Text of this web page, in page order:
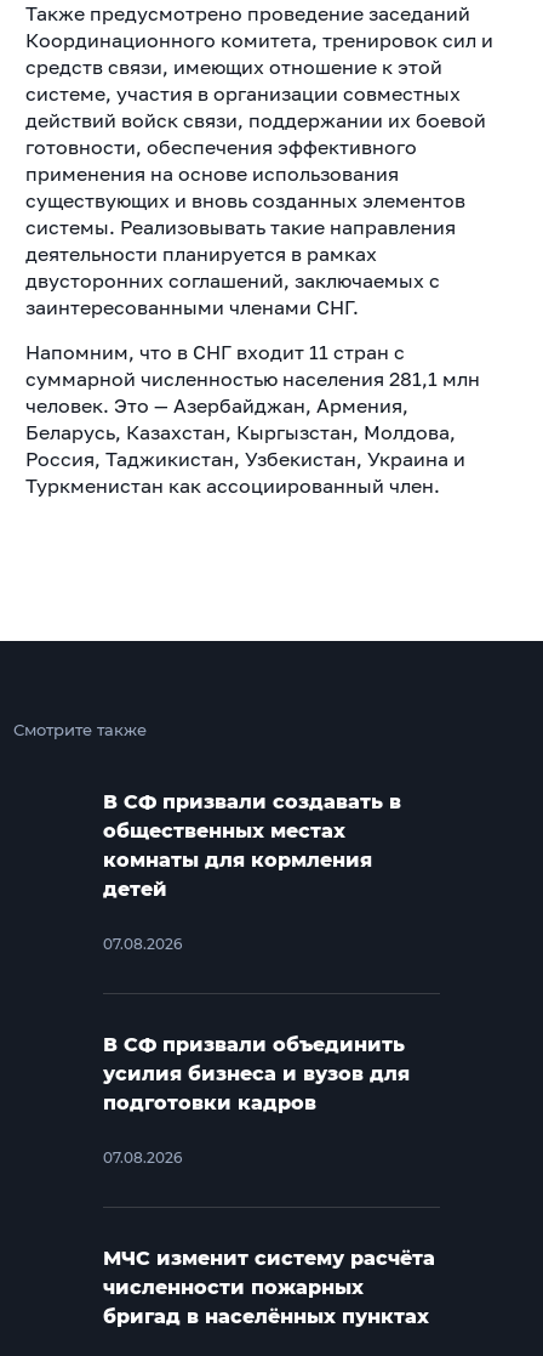
Также предусмотрено проведение заседаний
Координационного комитета, тренировок сил и
средств связи, имеющих отношение к этой
системе, участия в организации совместных
действий войск связи, поддержании их боевой
готовности, обеспечения эффективного
применения на основе использования
существующих и вновь созданных элементов
системы. Реализовывать такие направления
деятельности планируется в рамках
двусторонних соглашений, заключаемых с
заинтересованными членами СНГ.
Напомним, что в СНГ входит 11 стран с
суммарной численностью населения 281,1 млн
человек. Это — Азербайджан, Армения,
Беларусь, Казахстан, Кыргызстан, Молдова,
Россия, Таджикистан, Узбекистан, Украина и
Туркменистан как ассоциированный член.
Смотрите также
В СФ призвали создавать в
общественных местах
комнаты для кормления
детей
07.08.2026
В СФ призвали объединить
усилия бизнеса и вузов для
подготовки кадров
07.08.2026
МЧС изменит систему расчёта
численности пожарных
бригад в населённых пунктах